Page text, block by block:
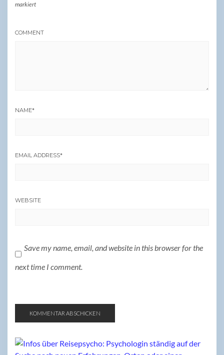
markiert
COMMENT
NAME*
EMAIL ADDRESS*
WEBSITE
Save my name, email, and website in this browser for the
next time I comment.